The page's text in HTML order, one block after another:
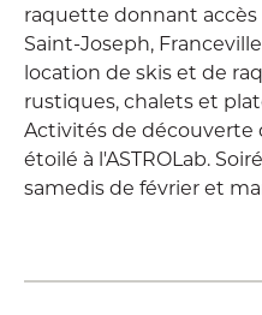
raquette donnant
Saint-Joseph,
location de skis et de
rustiques, chalets et
Activités de découverte
étoilé à l'ASTROLab.
samedis de février et